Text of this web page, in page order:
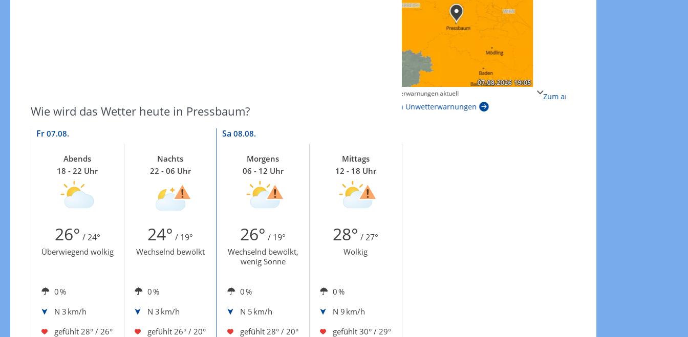
Wie wird das Wetter heute in Pressbaum?
Fr 07.08. Sa 08.08.
Abends
18 - 22 Uhr
Nachts
22 - 06 Uhr
Morgens
06 - 12 Uhr
Mittags
12 - 18 Uhr
26° / 24° 24° / 19° 26° / 19° 28° / 27°
Überwiegend wolkig Wechselnd bewölkt
Wechselnd bewölkt,
wenig Sonne
Wolkig
0 % 0 % 0 %
0 %
N 3 km/h N 3 km/h N 5 km/h N 9 km/h
gefühlt 28° / 26° gefühlt 26° / 20° gefühlt 28° / 20° gefühlt 30° / 29°
Zu den Unwetterwarnungen
Zum animierten Regenradar Unwetterwarnungen aktuell